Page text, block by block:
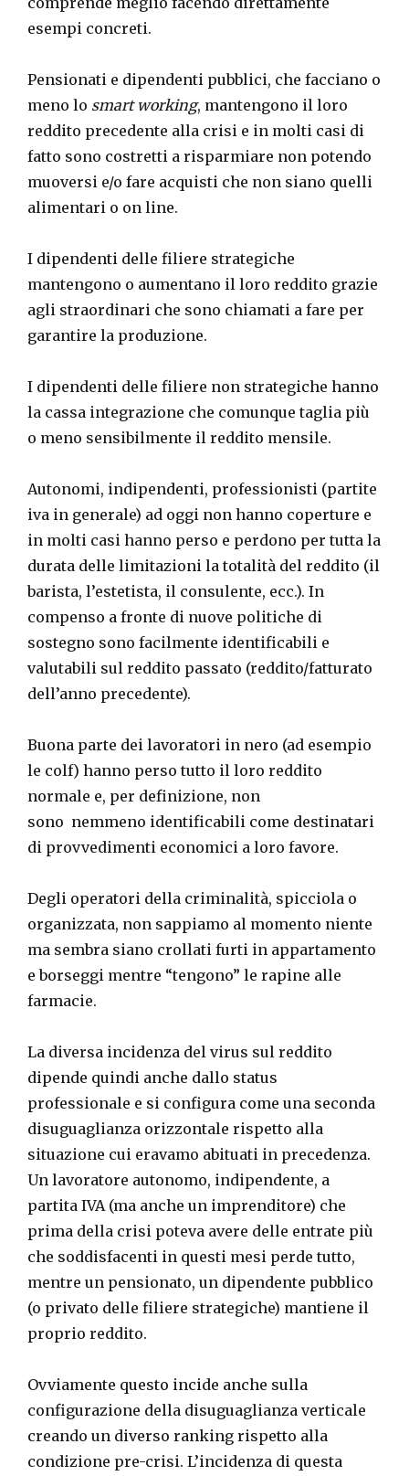
esempi concreti.
Pensionati e dipendenti pubblici, che facciano o
meno lo smart working, mantengono il loro
reddito precedente alla crisi e in molti casi di
fatto sono costretti a risparmiare non potendo
muoversi e/o fare acquisti che non siano quelli
alimentari o on line.
I dipendenti delle filiere strategiche
mantengono o aumentano il loro reddito grazie
agli straordinari che sono chiamati a fare per
garantire la produzione.
I dipendenti delle filiere non strategiche hanno
la cassa integrazione che comunque taglia più
o meno sensibilmente il reddito mensile.
Autonomi, indipendenti, professionisti (partite
iva in generale) ad oggi non hanno coperture e
in molti casi hanno perso e perdono per tutta la
durata delle limitazioni la totalità del reddito (il
barista, l’estetista, il consulente, ecc.). In
compenso a fronte di nuove politiche di
sostegno sono facilmente identificabili e
valutabili sul reddito passato (reddito/fatturato
dell’anno precedente).
Buona parte dei lavoratori in nero (ad esempio
le colf) hanno perso tutto il loro reddito
normale e, per definizione, non
sono nemmeno identificabili come destinatari
di provvedimenti economici a loro favore.
Degli operatori della criminalità, spicciola o
organizzata, non sappiamo al momento niente
ma sembra siano crollati furti in appartamento
e borseggi mentre “tengono” le rapine alle
farmacie.
La diversa incidenza del virus sul reddito
dipende quindi anche dallo status
professionale e si configura come una seconda
disuguaglianza orizzontale rispetto alla
situazione cui eravamo abituati in precedenza.
Un lavoratore autonomo, indipendente, a
partita IVA (ma anche un imprenditore) che
prima della crisi poteva avere delle entrate più
che soddisfacenti in questi mesi perde tutto,
mentre un pensionato, un dipendente pubblico
(o privato delle filiere strategiche) mantiene il
proprio reddito.
Ovviamente questo incide anche sulla
configurazione della disuguaglianza verticale
creando un diverso ranking rispetto alla
condizione pre-crisi. L’incidenza di questa